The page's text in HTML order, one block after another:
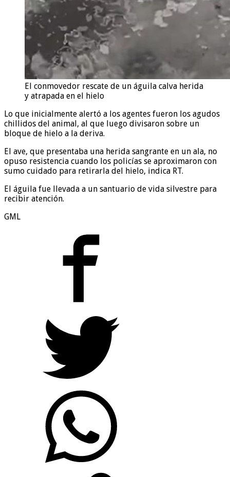
El conmovedor rescate de un águila calva herida
y atrapada en el hielo
Lo que inicialmente alertó a los agentes fueron los agudos
chillidos del animal, al que luego divisaron sobre un
bloque de hielo a la deriva.
El ave, que presentaba una herida sangrante en un ala, no
opuso resistencia cuando los policías se aproximaron con
sumo cuidado para retirarla del hielo, indica RT.
El águila fue llevada a un santuario de vida silvestre para
recibir atención.
GML